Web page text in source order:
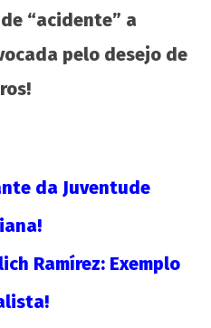
“acidente” a
pelo desejo de
da Juventude
Ramírez: Exemplo